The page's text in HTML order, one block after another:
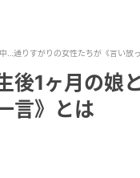
…通りすがりの女性たちが《言い放
後1ヶ月の
言》とは